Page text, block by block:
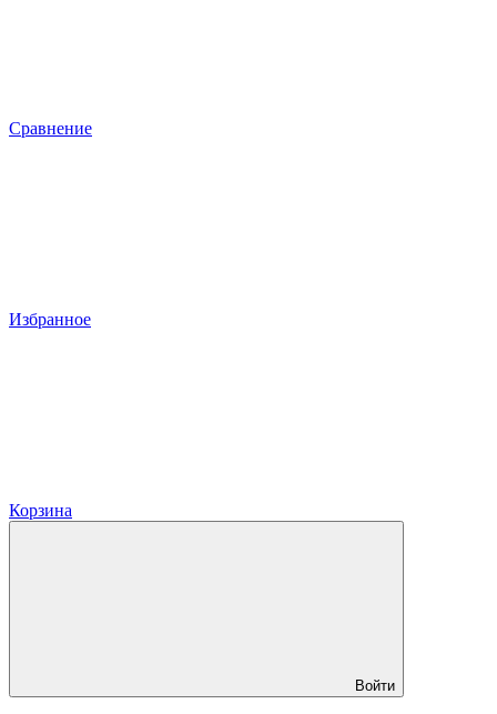
Сравнение
Избранное
Корзина
Войти